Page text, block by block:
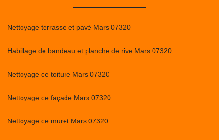
Nettoyage terrasse et pavé Mars 07320
Habillage de bandeau et planche de rive Mars 07320
Nettoyage de toiture Mars 07320
Nettoyage de façade Mars 07320
Nettoyage de muret Mars 07320